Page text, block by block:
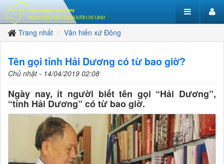
Trang nhất Văn hiến xứ Đông
Tên gọi tỉnh Hải Dương có từ bao giờ?
Chủ nhật - 14/04/2019 02:08
Ngày nay, ít người biết tên gọi “Hải Dương”,
“tỉnh Hải Dương” có từ bao giờ.